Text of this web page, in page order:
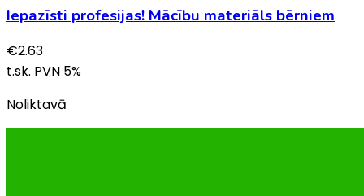
Iepazīsti profesijas! Mācību materiāls bērniem
€2.63
t.sk. PVN 5%
Noliktavā